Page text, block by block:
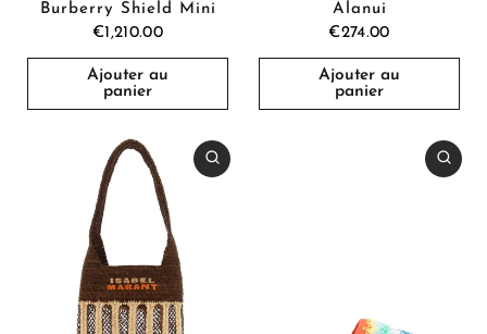
Burberry Shield Mini
€1,210.00
Ajouter au
panier
Alanui
€274.00
Ajouter au
panier